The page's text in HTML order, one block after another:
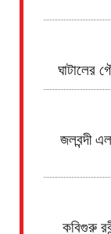
ঘাটালের
জলবন্দী
কবিগুরু